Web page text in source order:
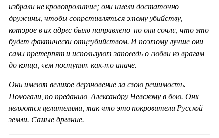
избрали не кровопролитие; они имели достаточно
дружины, чтобы сопротивляться этому убийству,
которое в их адрес было направлено, но они сочли, что это
будет фактически отцеубийством. И поэтому лучше они
сами претерпят и используют заповедь о любви ко врагам
до конца, чем поступят как-то иначе.
Они имеют великое дерзновение за свою решимость.
Помогали, по преданию, Александру Невскому в бою. Они
являются целителями, так что это покровители Русской
земли. Самые древние.